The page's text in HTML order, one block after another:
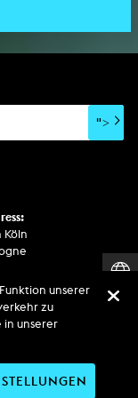
">
Köln
- 0 / - 400
unserer
zu
in unserer